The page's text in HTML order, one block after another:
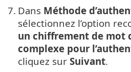
7. Dans Méthode
sélectionnez l’option
un chiffrement de mot
complexe pour
cliquez sur Suivant.